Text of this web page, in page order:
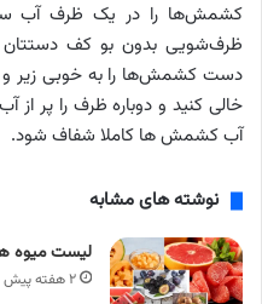
کشمش‌ها را در یک ظرف آب
ظرف‌شویی بدون بو کف دستتان
دست کشمش‌ها را به خوبی زیر و
خالی کنید و دوباره ظرف را پر از
آب کشمش ها کاملا شفاف شود.
نوشته های مشابه
لیست میوه
۲ هفته پیش